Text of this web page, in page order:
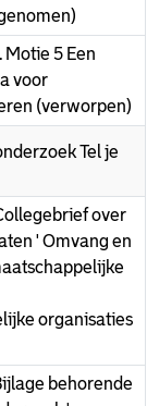
Motie 5 Een
voor
(verworpen)
Tel je
over
' Omvang en
organisaties
behorende